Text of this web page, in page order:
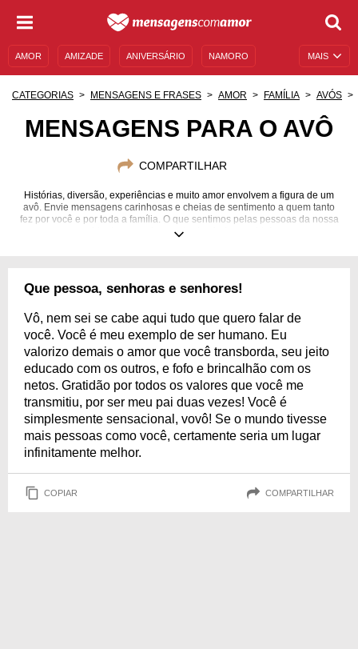
MAIS
AMOR AMIZADE ANIVERSÁRIO NAMORO
CATEGORIAS MENSAGENS E FRASES AMOR FAMÍLIA AVÓS
MENSAGENS PARA O AVÔ
COMPARTILHAR
Histórias, diversão, experiências e muito amor envolvem a figura de um
avô. Envie mensagens carinhosas e cheias de sentimento a quem tanto
fez por você e por toda a família. O que sentimos pelas pessoas da nossa
vida deve ser demonstrado ainda em vida!
Que pessoa, senhoras e senhores!
Vô, nem sei se cabe aqui tudo que quero falar de
você. Você é meu exemplo de ser humano. Eu
valorizo demais o amor que você transborda, seu jeito
educado com os outros, e fofo e brincalhão com os
netos. Gratidão por todos os valores que você me
transmitiu, por ser meu pai duas vezes! Você é
simplesmente sensacional, vovô! Se o mundo tivesse
mais pessoas como você, certamente seria um lugar
infinitamente melhor.
COPIAR COMPARTILHAR